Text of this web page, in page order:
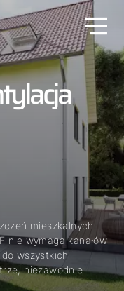
mieszkalnych
nie wymaga kanałów
wszystkich
niezawodnie